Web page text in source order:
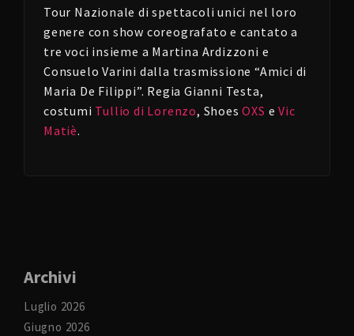
Tour Nazionale di spettacoli unici nel loro
genere con show coreografato e cantato a
tre voci insieme a Martina Ardizzoni e
Consuelo Varini dalla trasmissione “Amici di
Maria De Filippi”. Regia Gianni Testa,
costumi Tullio di Lorenzo, ShoesOXS eVic
Matiè.
Archivi
Luglio 2026
Giugno 2026